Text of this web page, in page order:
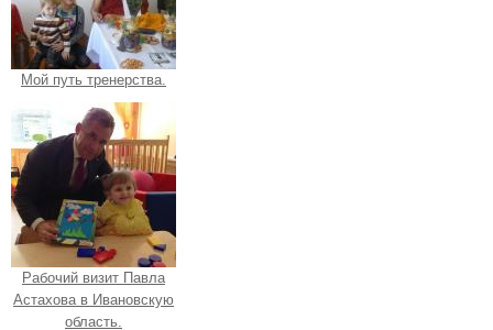
Мой путь тренерства.
Рабочий визит Павла
Астахова в Ивановскую
область.